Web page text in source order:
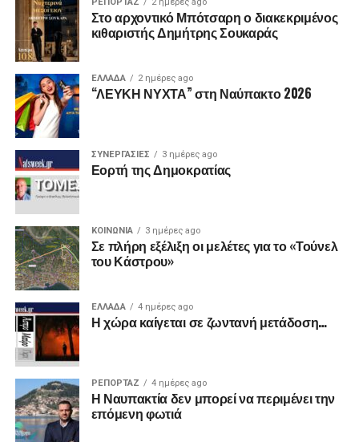
Στο αρχοντικό Μπότσαρη ο διακεκριμένος
κιθαριστής Δημήτρης Σουκαράς
ΕΛΛΑΔΑ 2 ημέρες ago
“ΛΕΥΚΗ ΝΥΧΤΑ” στη Ναύπακτο 2026
ΣΥΝΕΡΓΑΣΙΕΣ 3 ημέρες ago
Εορτή της Δημοκρατίας
ΚΟΙΝΩΝΙΑ 3 ημέρες ago
Σε πλήρη εξέλιξη οι μελέτες για το «Τούνελ
του Κάστρου»
ΕΛΛΑΔΑ 4 ημέρες ago
Η χώρα καίγεται σε ζωντανή μετάδοση…
ΡΕΠΟΡΤΑΖ 4 ημέρες ago
Η Ναυπακτία δεν μπορεί να περιμένει την
επόμενη φωτιά